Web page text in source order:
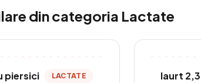
din categoria Lactate
piersici
LACTATE
Iaurt